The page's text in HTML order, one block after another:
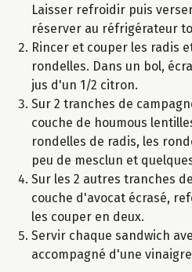
Laisser refroidir puis
réserver au réfrigérateur
Rincer et couper les radis
rondelles. Dans un bol,
jus d'un 1/2 citron.
Sur 2 tranches de
couche de houmous
rondelles de radis, les
peu de mesclun et
Sur les 2 autres tranches
couche d'avocat écrasé,
les couper en deux.
Servir chaque sandwich
accompagné d'une